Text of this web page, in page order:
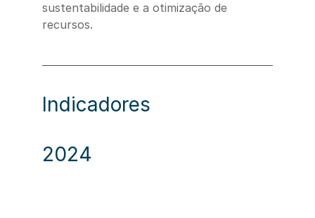
sustentabilidade e a otimização de
recursos.
Indicadores
2024